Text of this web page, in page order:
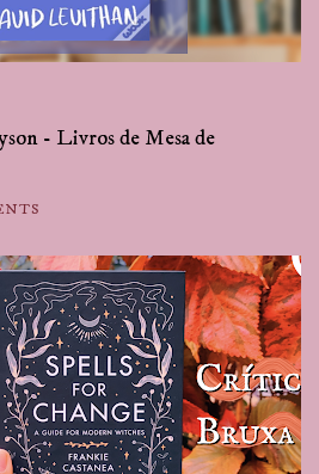
- Livros de Mesa de